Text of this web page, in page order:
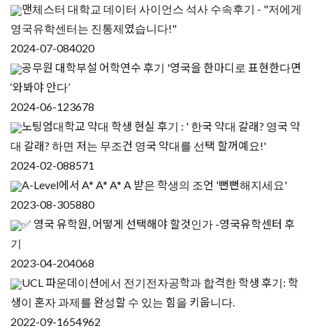
맨체스터 대학교 데이터 사이언스 석사 수속후기 - "저에게
영국유학센터는 진통제였습니다!"
2024-07-084020
공무원 대학부설 어학연수 후기 '영국을 한마디로 표현한다면
‘와봐야 안다’
2024-06-123678
노팅엄대학교 약대 학생 현실 후기 : ' 한국 약대 갈래? 영국 약
대 갈래? 하면 저는 무조건 영국 약대를 선택 할꺼예요!'
2024-02-088571
A-Level에서 A* A* A* A 받은 학생의 조언 '뻔뻔해지세요'
2023-08-305880
✅ 영국 유학원, 어떻게 선택해야 할것인가 -영국유학센터 후
기
2023-04-204068
UCL 파운데이션에서 전기전자공학과 합격한 학생 후기: 학
생이 혼자 과제를 완성할 수 있는 힘을 키웁니다.
2022-09-1654962